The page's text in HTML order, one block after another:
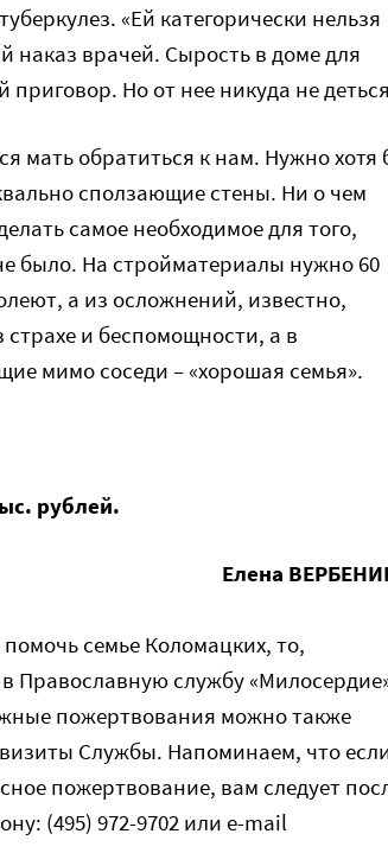
«Ей категорически нельзя
наказ врачей. Сырость в доме для
Но от нее никуда не
мать обратиться к нам. Нужно хотя
сползающие стены. Ни о чем
самое необходимое для того,
было. На стройматериалы нужно 60
а из осложнений, известно,
и беспомощности, а в
мимо соседи – «хорошая семья».
рублей.
Елена
семье Коломацких, то,
Православную службу
пожертвования можно также
Службы. Напоминаем, что
пожертвование, вам следует
(495) 972-9702 или e-mail